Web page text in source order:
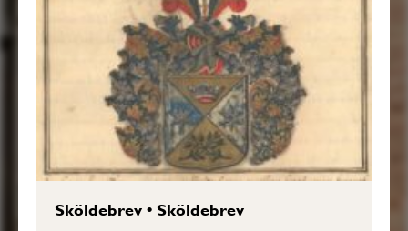
Sköldebrev•Sköldebrev